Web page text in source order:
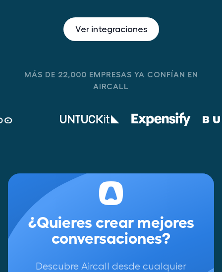
Ver integraciones
MÁS DE 22,000 EMPRESAS YA CONFÍAN EN
AIRCALL
¿Quieres crear mejores
conversaciones?
Descubre Aircall desde cualquier